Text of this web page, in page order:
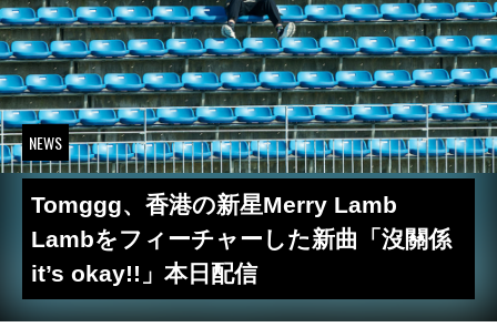
NEWS
Tomggg、香港の新星Merry Lamb
Lambをフィーチャーした新曲「沒關係
it’s okay!!」本日配信